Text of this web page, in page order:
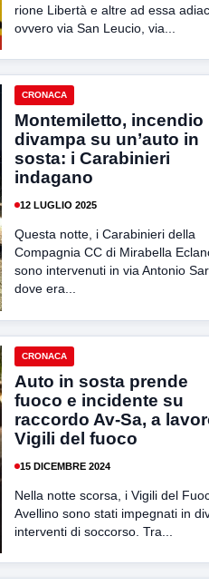
rione Libertà e altre ad essa
ovvero via San Leucio, via...
CRONACA
Montemiletto, incendio
divampa su un’auto in
sosta: i Carabinieri
indagano
12 LUGLIO 2025
Questa notte, i Carabinieri della
Compagnia CC di Mirabella
sono intervenuti in via Antonio
dove era...
CRONACA
Auto in sosta prende
fuoco e incidente su
raccordo Av-Sa, a
Vigili del fuoco
15 DICEMBRE 2024
Nella notte scorsa, i Vigili del
Avellino sono stati impegnati in
interventi di soccorso. Tra...